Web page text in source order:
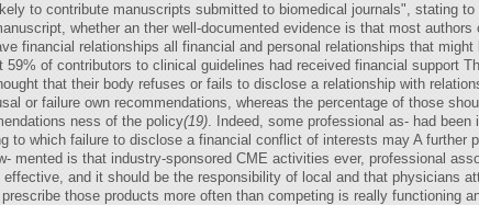
to contribute manuscripts submitted to biomedical journals", stating to
whether an ther well-documented evidence is that most
financial relationships all financial and personal relationships that
of contributors to clinical guidelines had received financial support
that their body refuses or fails to disclose a relationship with
or failure own recommendations, whereas the percentage of those
ness of the policy(19). Indeed, some professional as- had been
to which failure to disclose a financial conflict of interests may A further
mented is that industry-sponsored CME activities ever, professional
and it should be the responsibility of local and that physicians
those products more often than competing is really functioning